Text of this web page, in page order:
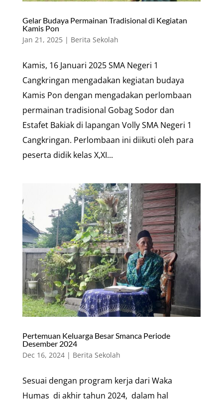
Gelar Budaya Permainan Tradisional di Kegiatan
Kamis Pon
Jan 21, 2025| Berita Sekolah
Kamis, 16 Januari 2025 SMA Negeri 1
Cangkringan mengadakan kegiatan budaya
Kamis Pon dengan mengadakan perlombaan
permainan tradisional Gobag Sodor dan
Estafet Bakiak di lapangan Volly SMA Negeri 1
Cangkringan. Perlombaan ini diikuti oleh para
peserta didik kelas X,XI...
Pertemuan Keluarga Besar Smanca Periode
Desember 2024
Dec 16, 2024| Berita Sekolah
Sesuai dengan program kerja dari Waka
Humas di akhir tahun 2024, dalam hal